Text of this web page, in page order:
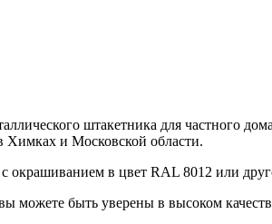
штакетника для частного
Химках и Московской области.
с окрашиванием в цвет RAL 8012 или
можете быть уверены в высоком